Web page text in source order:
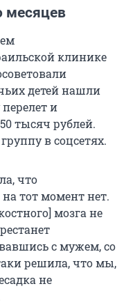
месяцев
клинике
детей нашли
и
тысяч рублей.
в соцсетях.
что
тот момент нет.
мозга не
с мужем, со
решила, что мы,
не